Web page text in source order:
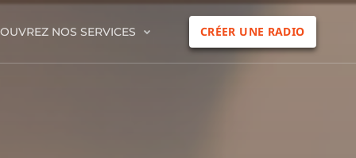
CRÉER UNE RADIO
NOS SERVICES